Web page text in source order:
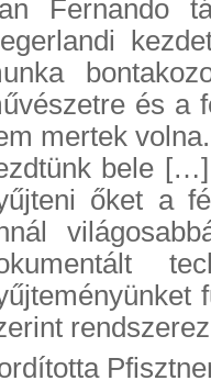
Fernando
és a
mertek
bele
őket a